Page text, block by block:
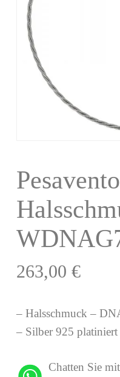
Pesavento
263,00 €
– Halsschmuck –
– Silber 925
Chatten Sie